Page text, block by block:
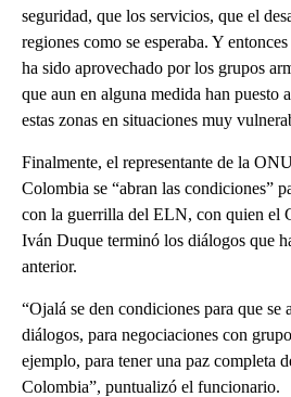
seguridad, que los servicios, que el
regiones como se esperaba. Y
ha sido aprovechado por los grupos
que aun en alguna medida han puesto
estas zonas en situaciones muy
Finalmente, el representante de la
Colombia se “abran las condiciones”
con la guerrilla del ELN, con quien el
Iván Duque terminó los diálogos que
anterior.
“Ojalá se den condiciones para que se
diálogos, para negociaciones con
ejemplo, para tener una paz completa
Colombia”, puntualizó el funcionario.